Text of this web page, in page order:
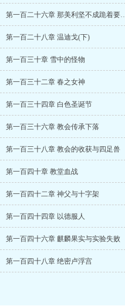
第一百二十六章 那美
第一百二十八章 温迪戈(下)
第一百三十章 雪中的怪物
第一百三十二章 春之女神
第一百三十四章 白色圣诞节
第一百三十六章 教会传承下落
第一百三十八章 教会的收获与四足兽
第一百四十章 教堂血战
第一百四十二章 神父与十字架
第一百四十四章 以德服人
第一百四十六章 麒麟果实与实验失败
第一百四十八章 绝密卢浮宫